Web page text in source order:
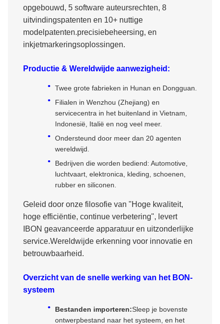
opgebouwd, 5 software auteursrechten, 8
uitvindingspatenten en 10+ nuttige
modelpatenten.precisiebeheersing, en
inkjetmarkeringsoplossingen.
Productie & Wereldwijde aanwezigheid:
Twee grote fabrieken in Hunan en Dongguan.
Filialen in Wenzhou (Zhejiang) en
servicecentra in het buitenland in Vietnam,
Indonesië, Italië en nog veel meer.
Ondersteund door meer dan 20 agenten
wereldwijd.
Bedrijven die worden bediend: Automotive,
luchtvaart, elektronica, kleding, schoenen,
rubber en siliconen.
Geleid door onze filosofie van "Hoge kwaliteit,
hoge efficiëntie, continue verbetering", levert
IBON geavanceerde apparatuur en uitzonderlijke
service.Wereldwijde erkenning voor innovatie en
betrouwbaarheid.
Overzicht van de snelle werking van het BON-
systeem
Bestanden importeren:Sleep je bovenste
ontwerpbestand naar het systeem, en het